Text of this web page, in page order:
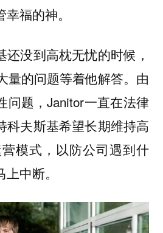
福的神。
没到高枕无忧的时候，
量的问题等着他解答。由
问题，Janitor一直在法律
科夫斯基希望长期维持高
模式，以防公司遇到什
中断。